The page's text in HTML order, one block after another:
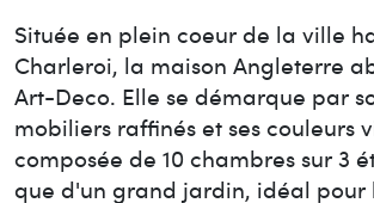
Située en plein coeur de la ville
Charleroi, la maison Angleterre
Art-Deco. Elle se démarque par
mobiliers raffinés et ses couleurs
composée de 10 chambres sur 3
que d'un grand jardin, idéal pour